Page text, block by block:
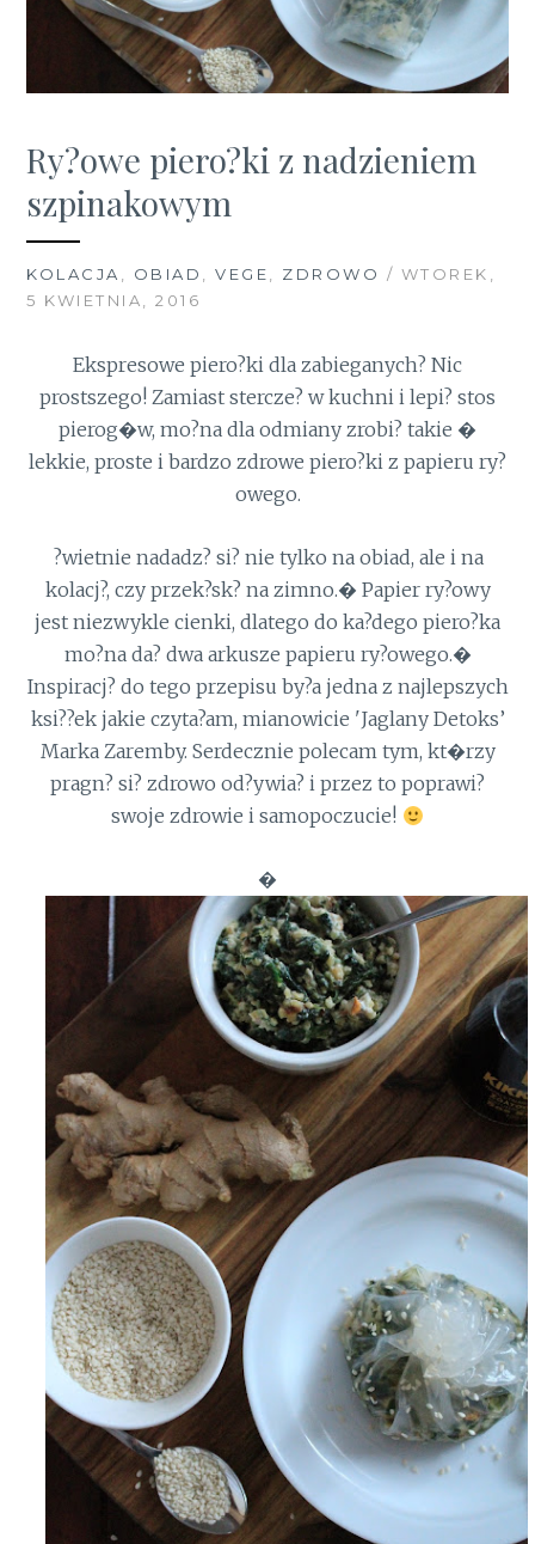
Ry?owe piero?ki z nadzieniem
szpinakowym
KOLACJA , OBIAD ,VEGE, ZDROWO / WTOREK,
5 KWIETNIA, 2016
Ekspresowe piero?ki dla zabieganych? Nic
prostszego! Zamiast stercze? w kuchni i lepi? stos
pierog�w, mo?na dla odmiany zrobi? takie �
lekkie, proste i bardzo zdrowe piero?ki z papieru ry?
owego.
?wietnie nadadz? si? nie tylko na obiad, ale i na
kolacj?, czy przek?sk? na zimno.� Papier ry?owy
jest niezwykle cienki, dlatego do ka?dego piero?ka
mo?na da? dwa arkusze papieru ry?owego.�
Inspiracj? do tego przepisu by?a jedna z najlepszych
ksi??ek jakie czyta?am, mianowicie 'Jaglany Detoks’
Marka Zaremby. Serdecznie polecam tym, kt�rzy
pragn? si? zdrowo od?ywia? i przez to poprawi?
swoje zdrowie i samopoczucie!
�